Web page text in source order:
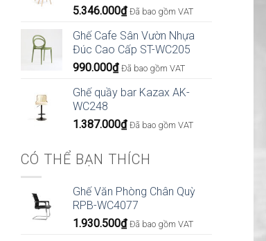
5.346.000₫ Đã bao gồm VAT
Ghế Cafe Sân Vườn Nhựa
Đúc Cao Cấp ST-WC205
990.000₫ Đã bao gồm VAT
Ghế quầy bar Kazax AK-
WC248
1.387.000₫ Đã bao gồm VAT
CÓ THỂ BẠN THÍCH
Ghế Văn Phòng Chân Quỳ
RPB-WC4077
1.930.500₫ Đã bao gồm VAT